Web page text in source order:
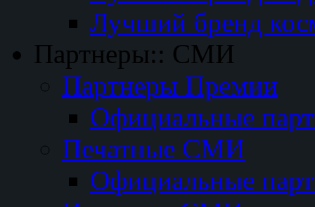
Лучший бренд
Партнеры:: СМИ
Партнеры Премии
Официальные
Печатные СМИ
Официальные